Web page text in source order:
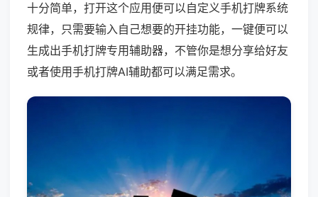
十分简单，打开这个应用便可以自定义手机打牌系统
规律，只需要输入自己想要的开挂功能，一键便可以
生成出手机打牌专用辅助器，不管你是想分享给好友
或者使用手机打牌AI辅助都可以满足需求。